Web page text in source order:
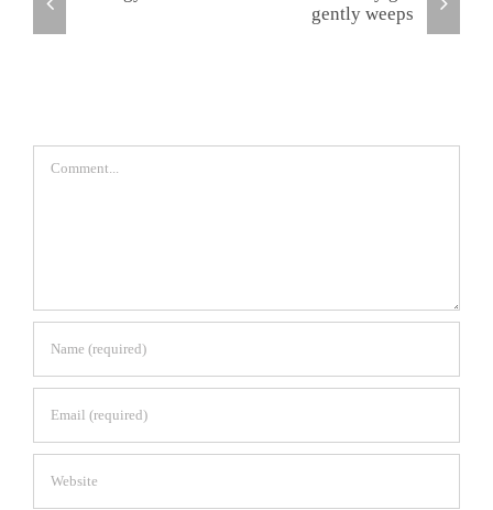
guitar gently
better
Comment